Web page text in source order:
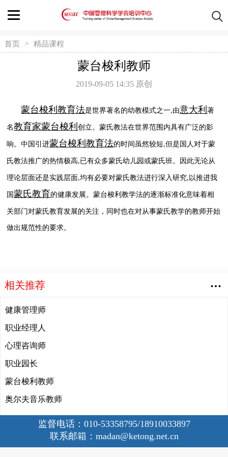
首页 > 精品课程
蒙台梭利教师
2019-09-05 14:35 原创
蒙台梭利教育法是世界著名的幼教模式之一,由意大利著
名教育家蒙台梭利创立。蒙氏教法在世界范围内具有广泛的影
响。中国引进蒙台梭利教育法的时间虽然较短,但是国人对于蒙
氏教法推广的热情极高,已有众多蒙氏幼儿园或蒙氏班。因此无论从
理论层面还是实践层面,均有必要对蒙氏教法进行深入研究,以推进我
国 蒙氏教育的健康发展。蒙台梭利教学法的逐渐标准化意味着相
关部门对蒙氏教育发展的关注，同时也在对从事蒙氏教学的教师开始
做出规范性的要求。
相关推荐
健康管理师
职业经理人
心理咨询师
职业园长
蒙台梭利教师
奥尔夫音乐教师
监督电话： 010-53358795/18910033897
联系邮箱： madan@ketong.net.cn